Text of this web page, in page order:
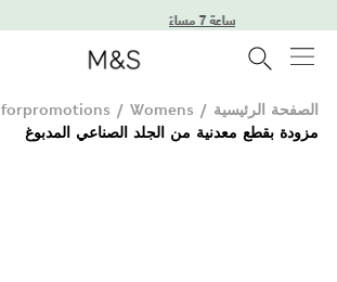
الطلب قبل الساعة 7 مساءً
الصفحة الرئيسية /
forpromotions / Womens
مزودة بقطع معدنية من الجلد الصناعي المدبوغ